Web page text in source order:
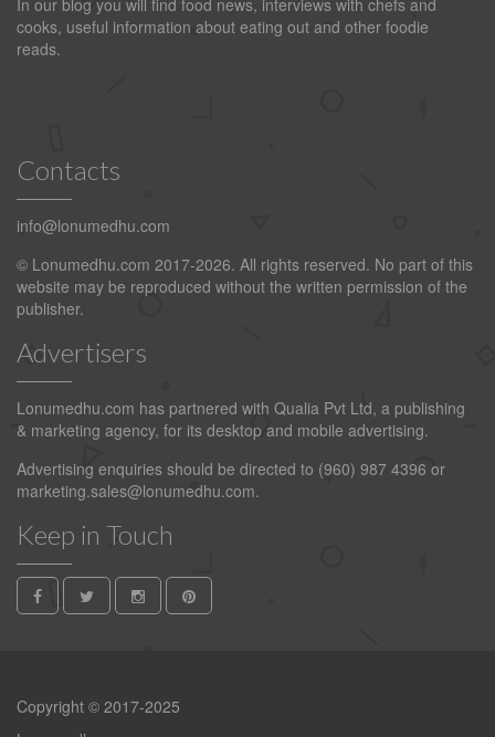
In our blog you will find food news, interviews with chefs and
cooks, useful information about eating out and other foodie
reads.
Contacts
info@lonumedhu.com
© Lonumedhu.com 2017-2026. All rights reserved. No part of this
website may be reproduced without the written permission of the
publisher.
Advertisers
Lonumedhu.com has partnered with Qualia Pvt Ltd, a publishing
& marketing agency, for its desktop and mobile advertising.
Advertising enquiries should be directed to (960) 987 4396 or
marketing.sales@lonumedhu.com.
Keep in Touch
Copyright © 2017-2025